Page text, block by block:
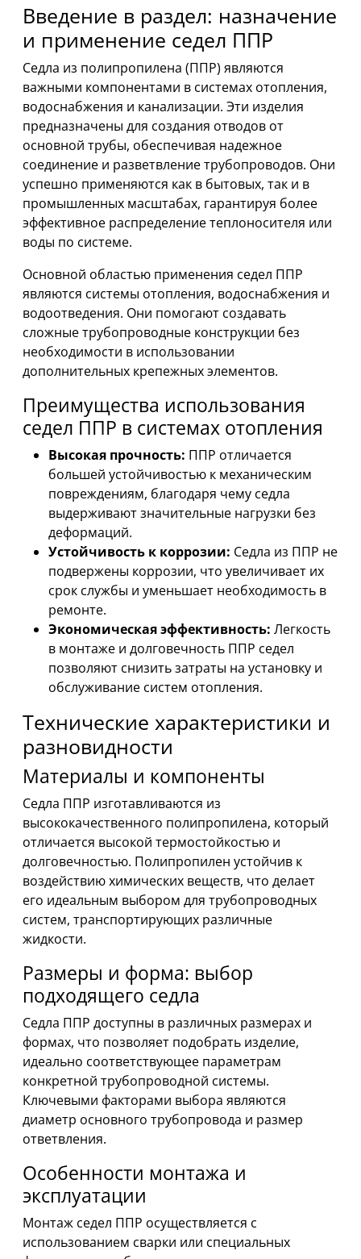
Введение в раздел: назначение
и применение седел ППР
Седла из полипропилена (ППР) являются
важными компонентами в системах отопления,
водоснабжения и канализации. Эти изделия
предназначены для создания отводов от
основной трубы, обеспечивая надежное
соединение и разветвление трубопроводов. Они
успешно применяются как в бытовых, так и в
промышленных масштабах, гарантируя более
эффективное распределение теплоносителя или
воды по системе.
Основной областью применения седел ППР
являются системы отопления, водоснабжения и
водоотведения. Они помогают создавать
сложные трубопроводные конструкции без
необходимости в использовании
дополнительных крепежных элементов.
Преимущества использования
седел ППР в системах отопления
Высокая прочность: ППР отличается
большей устойчивостью к механическим
повреждениям, благодаря чему седла
выдерживают значительные нагрузки без
деформаций.
Устойчивость к коррозии: Седла из ППР не
подвержены коррозии, что увеличивает их
срок службы и уменьшает необходимость в
ремонте.
Экономическая эффективность: Легкость
в монтаже и долговечность ППР седел
позволяют снизить затраты на установку и
обслуживание систем отопления.
Технические характеристики и
разновидности
Материалы и компоненты
Седла ППР изготавливаются из
высококачественного полипропилена, который
отличается высокой термостойкостью и
долговечностью. Полипропилен устойчив к
воздействию химических веществ, что делает
его идеальным выбором для трубопроводных
систем, транспортирующих различные
жидкости.
Размеры и форма: выбор
подходящего седла
Седла ППР доступны в различных размерах и
формах, что позволяет подобрать изделие,
идеально соответствующее параметрам
конкретной трубопроводной системы.
Ключевыми факторами выбора являются
диаметр основного трубопровода и размер
ответвления.
Особенности монтажа и
эксплуатации
Монтаж седел ППР осуществляется с
использованием сварки или специальных